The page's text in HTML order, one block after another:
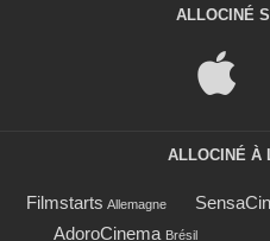
ALLOCINÉ
ALLOCINÉ À
Filmstarts Allemagne
AdoroCinema Brésil